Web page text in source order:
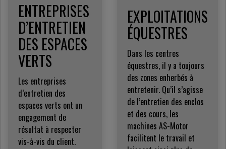
ENTREPRISES
D’ENTRETIEN
DES ESPACES
VERTS
Les entreprises
d’entretien des
espaces verts ont un
engagement de
résultat à respecter
vis-à-vis du client.
EXPLOITATIONS
ÉQUESTRES
Dans les centres
équestres, il y a toujours
des zones enherbés à
entretenir. Qu’il s’agisse
de l’entretien des enclos
et des cours, les
machines AS-Motor
facilitent le travail et